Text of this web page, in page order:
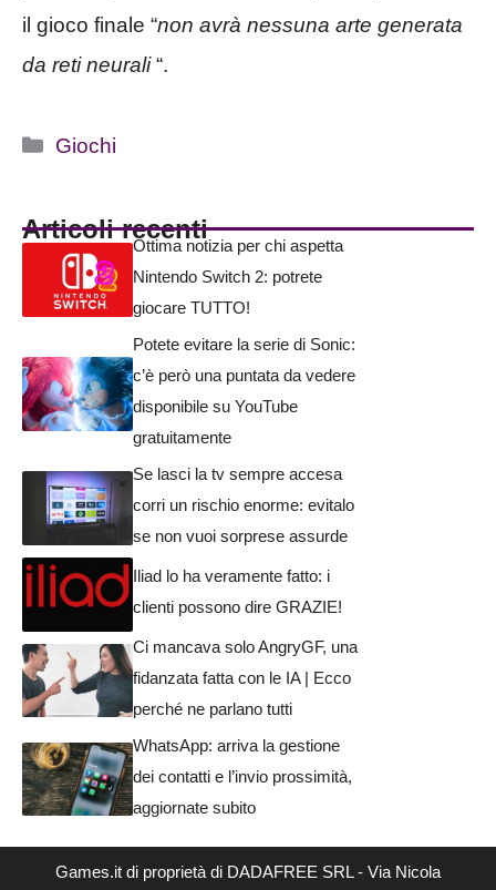
il gioco finale “non avrà nessuna arte generata
da reti neurali“.
Categorie
Giochi
Articoli recenti
Ottima notizia per chi aspetta
Nintendo Switch 2: potrete
giocare TUTTO!
Potete evitare la serie di Sonic:
c’è però una puntata da vedere
disponibile su YouTube
gratuitamente
Se lasci la tv sempre accesa
corri un rischio enorme: evitalo
se non vuoi sorprese assurde
Iliad lo ha veramente fatto: i
clienti possono dire GRAZIE!
Ci mancava solo AngryGF, una
fidanzata fatta con le IA | Ecco
perché ne parlano tutti
WhatsApp: arriva la gestione
dei contatti e l’invio prossimità,
aggiornate subito
Games.it di proprietà di DADAFREE SRL - Via Nicola